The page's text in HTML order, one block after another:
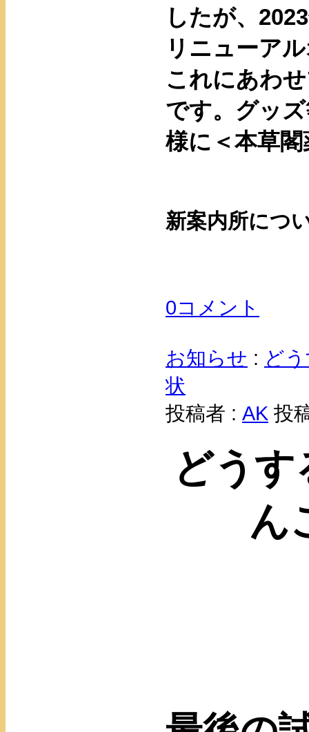
したが、
リニューア
これにあわ
です。グッ
様に＜本草
新案内所につ
0コメント
お知らせ : ど
状
投稿者 : AK 投
どう
ん